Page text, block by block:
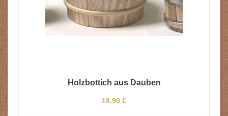
Holzbottich aus Dauben
18,90 €